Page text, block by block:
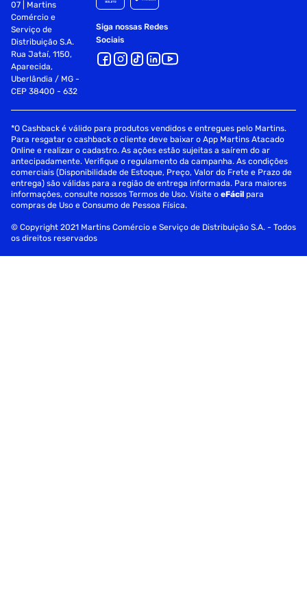
07 | Martins
Comércio e
Serviço de
Distribuição S.A.
Rua Jataí, 1150,
Aparecida,
Uberlândia / MG -
CEP 38400 - 632
Siga nossas Redes
Sociais
*O Cashback é válido para produtos vendidos e entregues pelo Martins.
Para resgatar o cashback o cliente deve baixar o App Martins Atacado
Online e realizar o cadastro. As ações estão sujeitas a saírem do ar
antecipadamente. Verifique o regulamento da campanha. As condições
comerciais (Disponibilidade de Estoque, Preço, Valor do Frete e Prazo de
entrega) são válidas para a região de entrega informada. Para maiores
informações, consulte nossos Termos de Uso. Visite oeFácil para
compras de Uso e Consumo de Pessoa Física.
© Copyright 2021 Martins Comércio e Serviço de Distribuição S.A. - Todos
os direitos reservados